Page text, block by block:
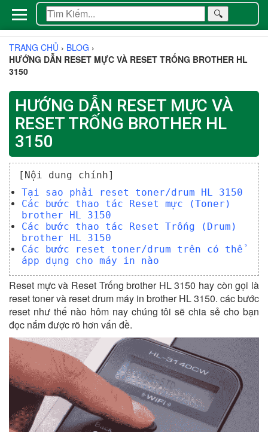
🔍
TRANG CHỦ › BLOG ›
HƯỚNG DẪN RESET MỰC VÀ RESET TRỐNG BROTHER HL
3150
HƯỚNG DẪN RESET MỰC VÀ
RESET TRỐNG BROTHER HL
3150
[Nội dung chính]
Tại sao phải reset toner/drum HL 3150
Các bước thao tác Reset mực (Toner)
brother HL 3150
Các bước thao tác Reset Trống (Drum)
brother HL 3150
Các bước reset toner/drum trên có thể
ápp dụng cho máy in nào
Reset mực và Reset Trống brother HL 3150 hay còn gọi là
reset toner và reset drum máy in brother HL 3150. các bước
reset như thế nào hôm nay chúng tôi sẽ chia sẻ cho bạn
đọc nắm được rõ hơn vấn đề.